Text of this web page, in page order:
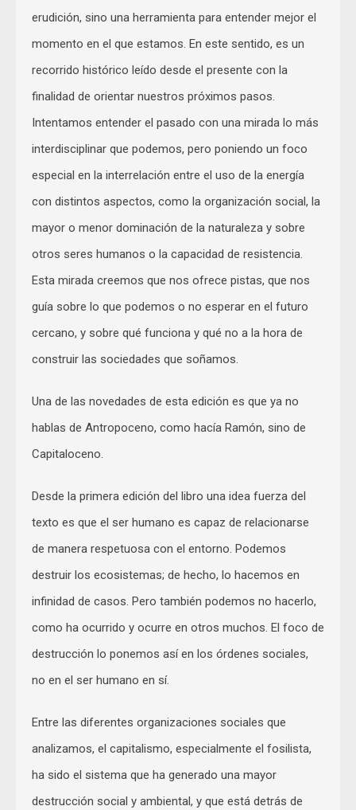
erudición, sino una herramienta para entender mejor el
momento en el que estamos. En este sentido, es un
recorrido histórico leído desde el presente con la
finalidad de orientar nuestros próximos pasos.
Intentamos entender el pasado con una mirada lo más
interdisciplinar que podemos, pero poniendo un foco
especial en la interrelación entre el uso de la energía
con distintos aspectos, como la organización social, la
mayor o menor dominación de la naturaleza y sobre
otros seres humanos o la capacidad de resistencia.
Esta mirada creemos que nos ofrece pistas, que nos
guía sobre lo que podemos o no esperar en el futuro
cercano, y sobre qué funciona y qué no a la hora de
construir las sociedades que soñamos.
Una de las novedades de esta edición es que ya no
hablas de Antropoceno, como hacía Ramón, sino de
Capitaloceno.
Desde la primera edición del libro una idea fuerza del
texto es que el ser humano es capaz de relacionarse
de manera respetuosa con el entorno. Podemos
destruir los ecosistemas; de hecho, lo hacemos en
infinidad de casos. Pero también podemos no hacerlo,
como ha ocurrido y ocurre en otros muchos. El foco de
destrucción lo ponemos así en los órdenes sociales,
no en el ser humano en sí.
Entre las diferentes organizaciones sociales que
analizamos, el capitalismo, especialmente el fosilista,
ha sido el sistema que ha generado una mayor
destrucción social y ambiental, y que está detrás de